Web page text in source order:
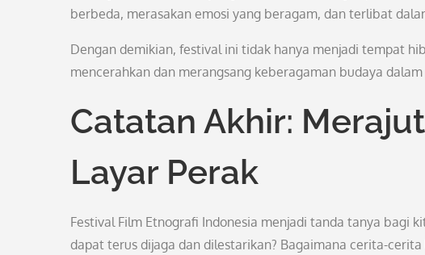
berbeda, merasakan emosi yang beragam, dan terlibat
Dengan demikian, festival ini tidak hanya menjadi tempat
mencerahkan dan merangsang keberagaman budaya
Catatan Akhir:
Layar Perak
Festival Film Etnografi Indonesia menjadi tanda tanya bagi
dapat terus dijaga dan dilestarikan? Bagaimana cerita-